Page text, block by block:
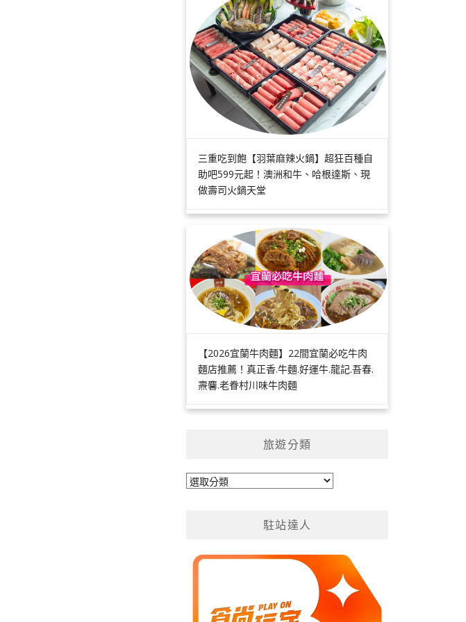
三重吃到飽【羽葉麻辣火鍋】超狂百種自
助吧599元起！澳洲和牛、哈根達斯、現
做壽司火鍋天堂
【2026宜蘭牛肉麵】22間宜蘭必吃牛肉
麵店推薦！真正香.牛麵.好運牛.龍記.吾春.
燾麘.老眷村川味牛肉麵
旅遊分類
旅
駐站達人